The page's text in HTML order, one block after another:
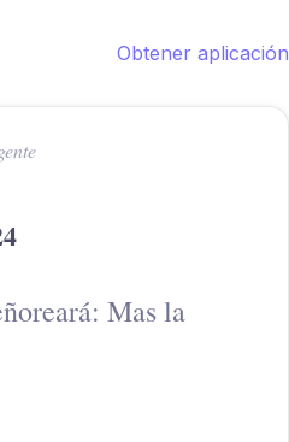
Obtener aplicación
Mas la